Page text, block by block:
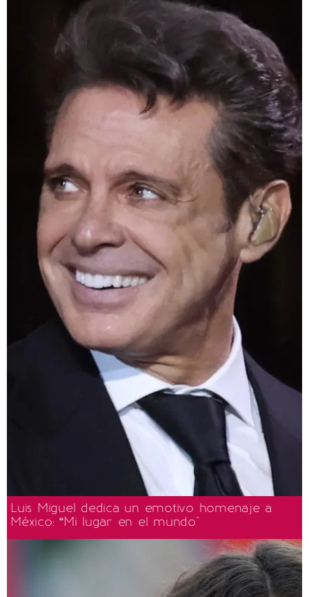
Luis Miguel dedica un emotivo homenaje a
México: “Mi lugar en el mundo"